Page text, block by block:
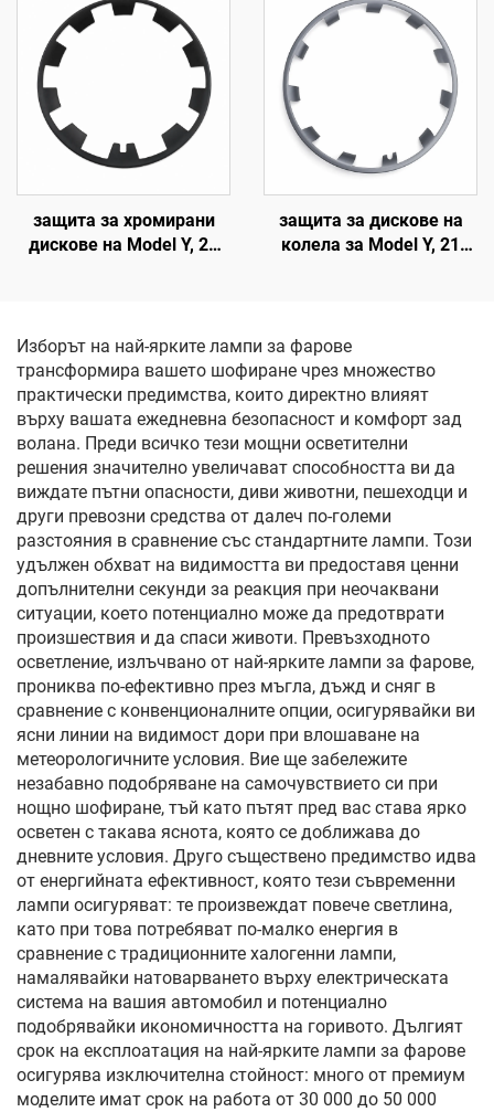
на фарове за
автомобилно осветление
покритие, съвместима с
оригиналния радар и
сензор, неразрушителен
монтаж, за сервиз и
поддръжка на автопарк
защита за хромирани
дискове на Model Y, 20
защита за дискове на
колела за Model Y, 21
Изборът на най-ярките лампи за фарове
трансформира вашето шофиране чрез множество
практически предимства, които директно влияят
върху вашата ежедневна безопасност и комфорт зад
волана. Преди всичко тези мощни осветителни
решения значително увеличават способността ви да
виждате пътни опасности, диви животни, пешеходци и
други превозни средства от далеч по-големи
разстояния в сравнение със стандартните лампи. Този
удължен обхват на видимостта ви предоставя ценни
допълнителни секунди за реакция при неочаквани
ситуации, което потенциално може да предотврати
произшествия и да спаси животи. Превъзходното
осветление, излъчвано от най-ярките лампи за фарове,
прониква по-ефективно през мъгла, дъжд и сняг в
сравнение с конвенционалните опции, осигурявайки ви
ясни линии на видимост дори при влошаване на
метеорологичните условия. Вие ще забележите
незабавно подобряване на самочувствието си при
нощно шофиране, тъй като пътят пред вас става ярко
осветен с такава яснота, която се доближава до
дневните условия. Друго съществено предимство идва
от енергийната ефективност, която тези съвременни
лампи осигуряват: те произвеждат повече светлина,
като при това потребяват по-малко енергия в
сравнение с традиционните халогенни лампи,
намалявайки натоварването върху електрическата
система на вашия автомобил и потенциално
подобрявайки икономичността на горивото. Дългият
срок на експлоатация на най-ярките лампи за фарове
осигурява изключителна стойност: много от премиум
моделите имат срок на работа от 30 000 до 50 000